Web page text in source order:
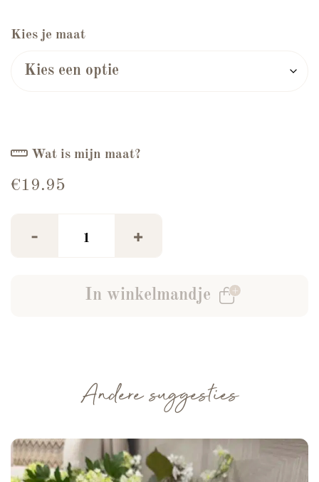
Kies je maat
Wat is mijn maat?
€19.95
- +
In winkelmandje
Andere suggesties